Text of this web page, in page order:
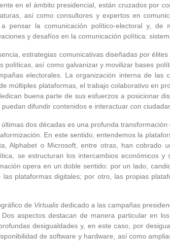
en el ámbito presidencial, están cruzados por
así como consultores y expertos en
a pensar la comunicación político-electoral y,
y desafíos en la comunicación política:
estrategias comunicativas diseñadas por
políticas, así como galvanizar y movilizar bases
electorales. La organización interna de
múltiples plataformas, el trabajo colaborativo en
buena parte de sus esfuerzos a posicionar
difundir contenidos e interactuar con
dos décadas es una profunda
En este sentido, entendemos la
Alphabet o Microsoft, entre otras, han
se estructuran los intercambios
opera en un doble sentido: por un lado,
plataformas digitales; por otro, las propias
de Virtualisdedicado a las campañas
Dos aspectos destacan de manera particular en
desigualdades y, en este caso, por
de software y hardware, así como